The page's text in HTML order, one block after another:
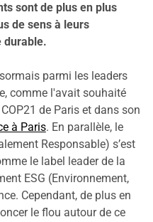
sont de plus en plus
de sens à leurs
durable.
parmi les leaders
comme l'avait souhaité
de Paris et dans son
à Paris. En parallèle, le
Responsable) s’est
le label leader de la
ESG (Environnement,
Cependant, de plus en
le flou autour de ce